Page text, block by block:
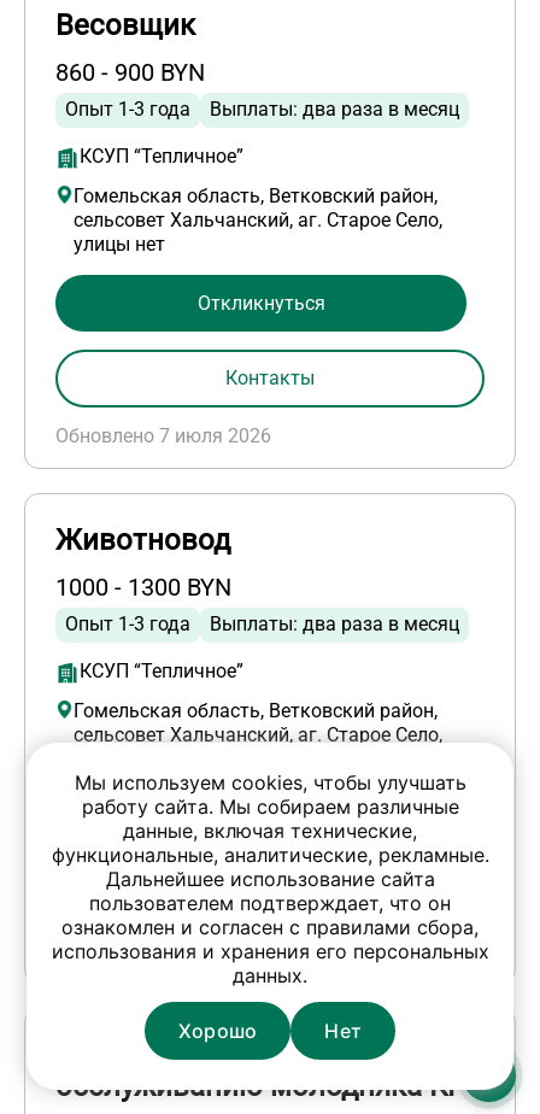
Весовщик
860 - 900 BYN
Опыт 1-3 года Выплаты: два раза в месяц
КСУП “Тепличное”
Гомельская область, Ветковский район,
сельсовет Хальчанский, аг. Старое Село,
улицы нет
Обновлено 7 июля 2026
Откликнуться
Контакты
Животновод
1000 - 1300 BYN
Опыт 1-3 года Выплаты: два раза в месяц
КСУП “Тепличное”
Гомельская область, Ветковский район,
сельсовет Хальчанский, аг. Старое Село,
Обновлено 7 июля 2026
Откликнуться
Контакты
Животновод по
обслуживанию молодняка КРС
Мы используем cookies, чтобы улучшать
работу сайта. Мы собираем различные
данные, включая технические,
функциональные, аналитические, рекламные.
Дальнейшее использование сайта
пользователем подтверждает, что он
ознакомлен и согласен с правилами сбора,
использования и хранения его персональных
данных.
Хорошо Нет